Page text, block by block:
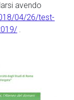
avendo
04/26/test-
.